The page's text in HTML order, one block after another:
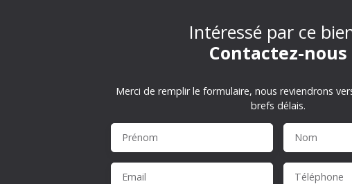
Intéressé par ce
Contactez-nous
Merci de remplir le formulaire, nous reviendrons
brefs délais.
Prénom Nom
Email Téléphone